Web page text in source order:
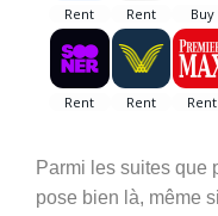
Parmi les suites que
pose bien là, même